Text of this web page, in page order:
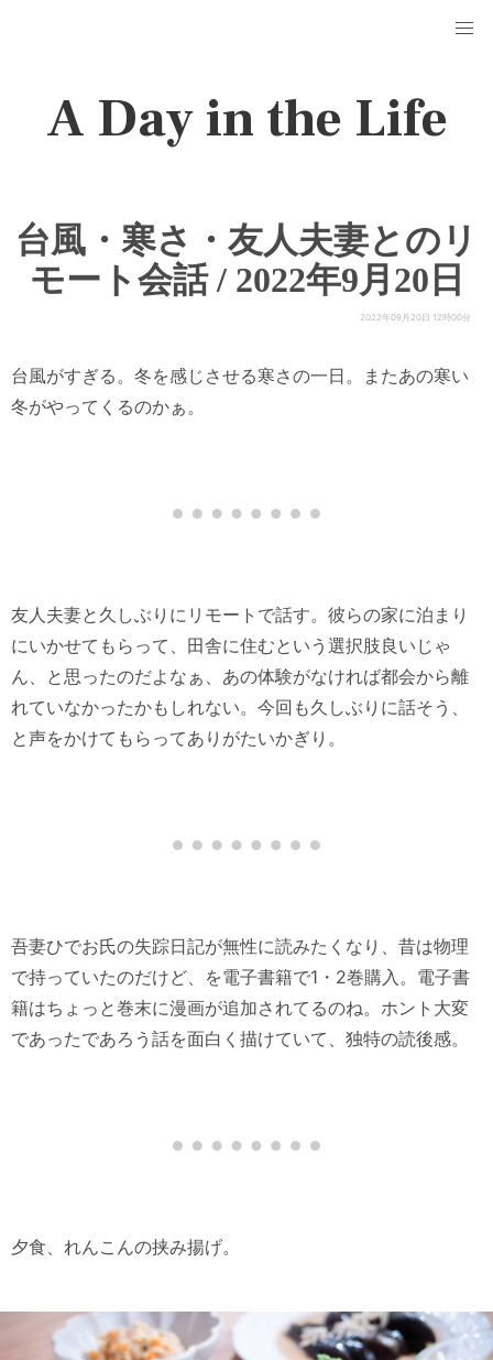
A Day in the Life
台風・寒さ・友人夫妻とのリ
モート会話 / 2022年9月20日
2022年09月20日 12時00分
台風がすぎる。冬を感じさせる寒さの一日。またあの寒い
冬がやってくるのかぁ。
友人夫妻と久しぶりにリモートで話す。彼らの家に泊まり
にいかせてもらって、田舎に住むという選択肢良いじゃ
ん、と思ったのだよなぁ、あの体験がなければ都会から離
れていなかったかもしれない。今回も久しぶりに話そう、
と声をかけてもらってありがたいかぎり。
吾妻ひでお氏の失踪日記が無性に読みたくなり、昔は物理
で持っていたのだけど、を電子書籍で1・2巻購入。電子書
籍はちょっと巻末に漫画が追加されてるのね。ホント大変
であったであろう話を面白く描けていて、独特の読後感。
夕食、れんこんの挟み揚げ。